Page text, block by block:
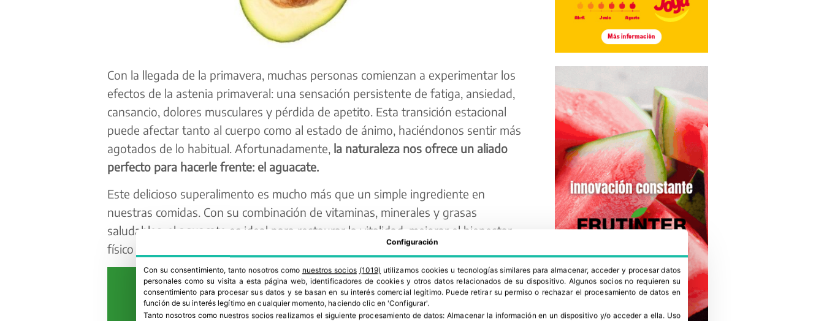
Con la llegada de la primavera, muchas personas comienzan a experimentar los
efectos de la astenia primaveral: una sensación persistente de fatiga, ansiedad,
cansancio, dolores musculares y pérdida de apetito. Esta transición estacional
puede afectar tanto al cuerpo como al estado de ánimo, haciéndonos sentir más
agotados de lo habitual. Afortunadamente, la naturaleza nos ofrece un aliado
perfecto para hacerle frente: el aguacate.
Este delicioso superalimento es mucho más que un simple ingrediente en
nuestras comidas. Con su combinación de vitaminas, minerales y grasas
saludables, el aguacate es ideal para restaurar la vitalidad, mejorar el bienestar
físico y mental, y equilibrar nuestra energía durante la primavera.
Configuración
Con su consentimiento, tanto nosotros como nuestros socios (1019) utilizamos cookies u tecnologías similares para almacenar, acceder y procesar datos
personales como su visita a esta página web, identificadores de cookies y otros datos relacionados de su dispositivo. Algunos socios no requieren su
consentimiento para procesar sus datos y se basan en su interés comercial legítimo. Puede retirar su permiso o rechazar el procesamiento de datos en
función de su interés legítimo en cualquier momento, haciendo clic en 'Configurar'.
Tanto nosotros como nuestros socios realizamos el siguiente procesamiento de datos:Almacenar la información en un dispositivo y/o acceder a ella. Uso